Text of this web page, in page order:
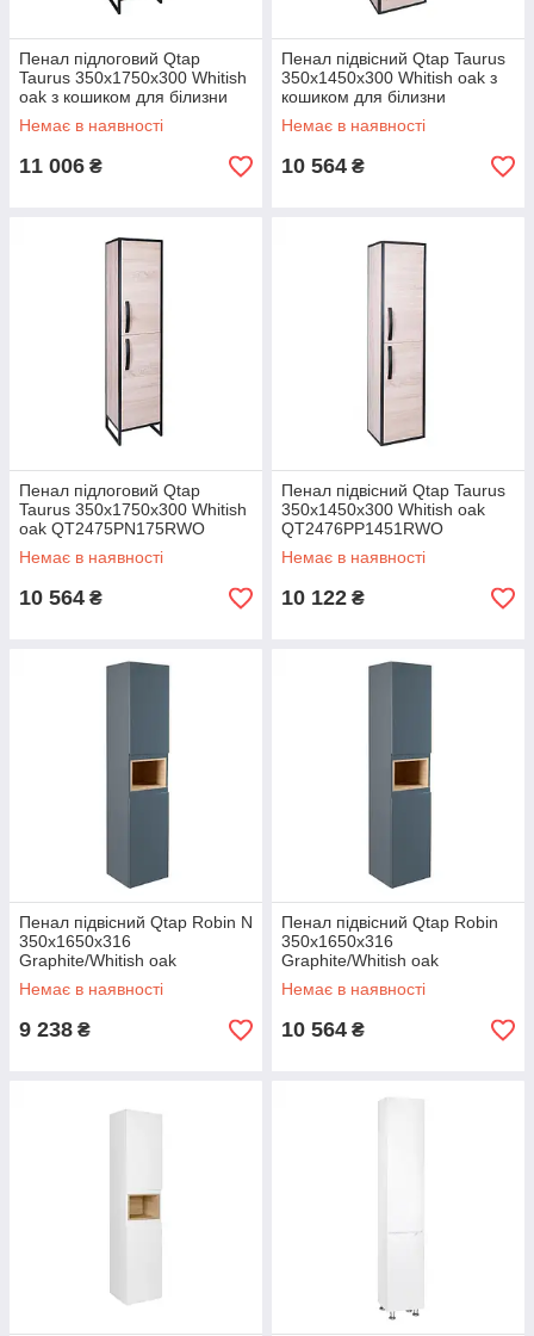
Пенал підлоговий Qtap
Taurus 350х1750х300 Whitish
oak з кошиком для білизни
QT2475PN175KRWO
Немає в наявності
11 006 ₴
Пенал підвісний Qtap Taurus
350х1450х300 Whitish oak з
кошиком для білизни
QT2476PP1451KRWO
Немає в наявності
10 564 ₴
Пенал підлоговий Qtap
Taurus 350х1750х300 Whitish
oak QT2475PN175RWO
Немає в наявності
10 564 ₴
Пенал підвісний Qtap Taurus
350х1450х300 Whitish oak
QT2476PP1451RWO
Немає в наявності
10 122 ₴
Пенал підвісний Qtap Robin N
350х1650х316
Graphite/Whitish oak
QT1376PP16520RGWO
Немає в наявності
9 238 ₴
Пенал підвісний Qtap Robin
350х1650х316
Graphite/Whitish oak
QT1376PP1652RGWO
Немає в наявності
10 564 ₴